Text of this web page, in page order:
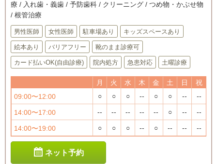
療 / 入れ歯・義歯 / 予防歯科 / クリーニング / つめ物・かぶせ物
/ 根管治療
男性医師 女性医師 駐車場あり キッズスペースあり
絵本あり バリアフリー 靴のまま診療可
カード払いOK(自由診療) 院内処方 急患対応 土曜診療
月 火 水 木 金 土 日
祝
09:00〜12:00
○ ○ ○ -- ○ ○ -- --
14:00〜17:00 -- -- -- -- -- ○ -- --
14:00〜19:00 ○ ○ ○ -- ○ -- -- --
ネット予約